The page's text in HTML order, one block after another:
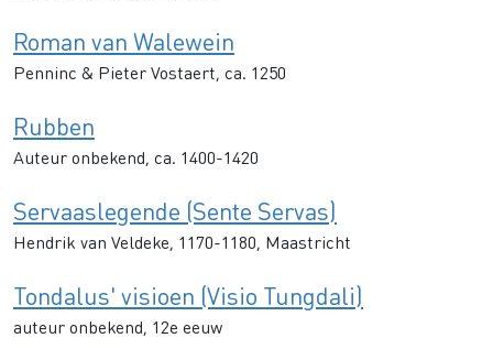
Roman van Walewein
Penninc & Pieter Vostaert, ca. 1250
Rubben
Auteur onbekend, ca. 1400-1420
Servaaslegende (Sente Servas)
Hendrik van Veldeke, 1170-1180, Maastricht
Tondalus' visioen (Visio Tungdali)
auteur onbekend, 12e eeuw